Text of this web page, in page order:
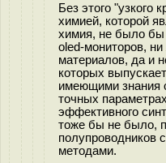
Без этого "узкого
химией, которой
химия, не было бы
oled-мониторов,
материалов, да и
которых
имеющими знания
точных
эффективного
тоже бы не было,
полупроводников
методами.